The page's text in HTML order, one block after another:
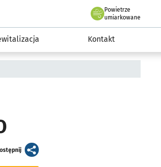
Powietrze
we Wrocławiu
umiarkowane
Kontakt
artykuł